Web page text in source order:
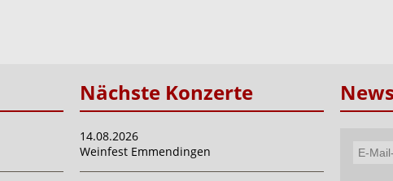
Nächste Konzerte
14.08.2026
Weinfest Emmendingen